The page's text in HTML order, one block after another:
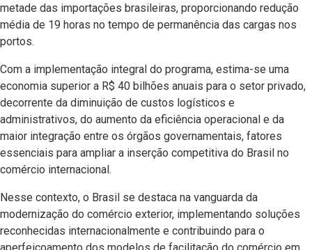
metade das importações brasileiras, proporcionando redução
média de 19 horas no tempo de permanência das cargas nos
portos.
Com a implementação integral do programa, estima-se uma
economia superior a R$ 40 bilhões anuais para o setor privado,
decorrente da diminuição de custos logísticos e
administrativos, do aumento da eficiência operacional e da
maior integração entre os órgãos governamentais, fatores
essenciais para ampliar a inserção competitiva do Brasil no
comércio internacional.
Nesse contexto, o Brasil se destaca na vanguarda da
modernização do comércio exterior, implementando soluções
reconhecidas internacionalmente e contribuindo para o